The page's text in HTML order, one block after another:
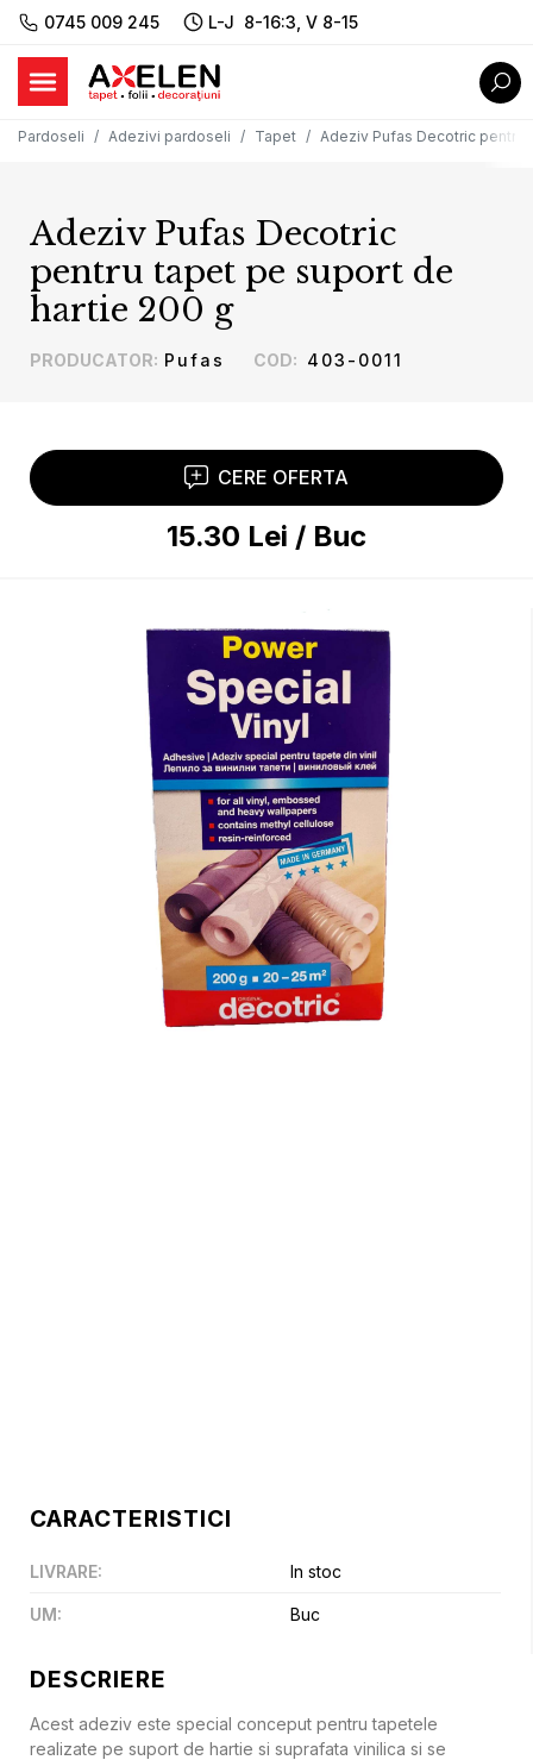
0745 009 245 L-J 8-16:3, V 8-15
Pardoseli Adezivi pardoseli Tapet Adeziv Pufas Decotric pentru
CERE OFERTA
15.30 Lei / Buc
Adeziv Pufas Decotric
pentru tapet pe suport de
hartie 200 g
PRODUCATOR: Pufas COD: 403-0011
DESCRIERE
Acest adeziv este special conceput pentru tapetele
realizate pe suport de hartie si suprafata vinilica si se
CARACTERISTICI
LIVRARE: In stoc
UM: Buc